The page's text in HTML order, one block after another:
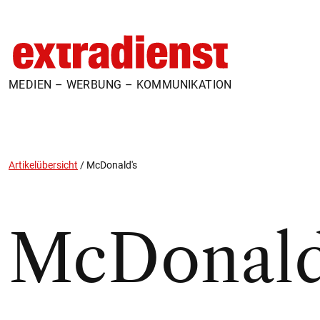
MEDIEN – WERBUNG – KOMMUNIKATION
Artikelübersicht / McDonald's